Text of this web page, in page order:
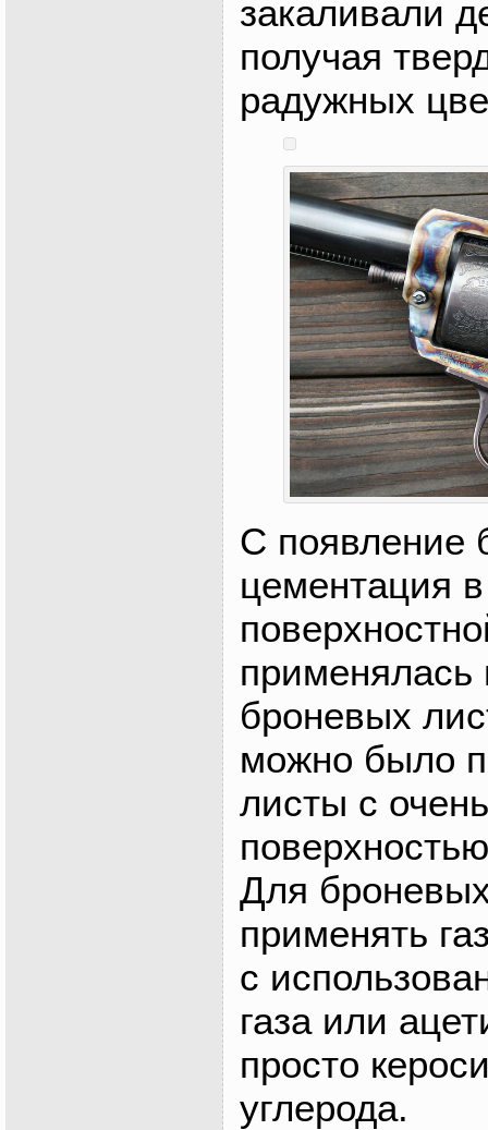
закаливали
получая
радужных
С появление
цементация
применялась
броневых
можно было
листы с
Для
применять
с
газа или
просто
углерода.